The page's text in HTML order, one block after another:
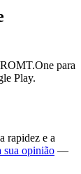
para
Play.
rapidez e a
sua opinião —